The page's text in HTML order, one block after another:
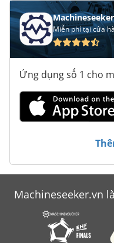
Machineseeker
Miễn phí tại cửa
Ứng dụng số 1 cho
Machineseeker.vn